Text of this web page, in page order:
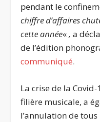
pendant le
chiffre d’affaires
cette année«, a
de l’édition
communiqué.
La crise de la
filière musicale, a
l’annulation de